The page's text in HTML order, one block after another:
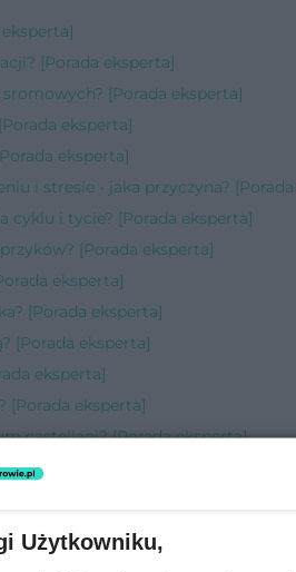
[Porada eksperta]
[Porada eksperta]
eksperta]
eksperta]
i stresie - jaka przyczyna?
cyklu i tycie? [Porada eksperta]
[Porada eksperta]
eksperta]
[Porada eksperta]
[Porada eksperta]
eksperta]
[Porada eksperta]
castellani? [Porada eksperta]
[Porada eksperta]
[Porada eksperta]
eksperta]
eksperta]
Użytkowniku,